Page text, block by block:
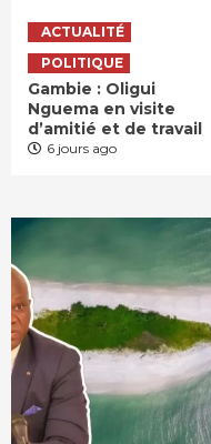
ACTUALITÉ
POLITIQUE
Gambie : Oligui
Nguema en visite
d’amitié et de travail
6 jours ago